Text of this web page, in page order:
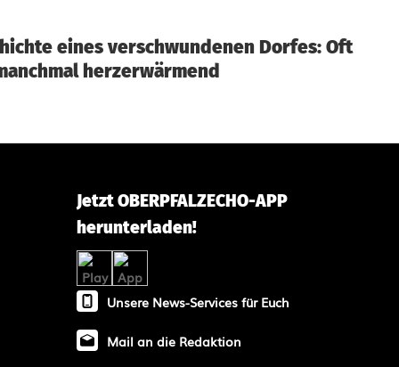
eines verschwundenen Dorfes: Oft
herzerwärmend
Jetzt OBERPFALZECHO-APP
herunterladen!
Unsere News-Services für Euch
Mail an die Redaktion